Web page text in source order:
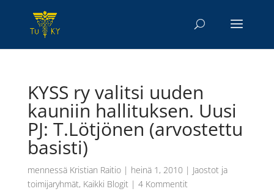
KYSS ry valitsi uuden
kauniin hallituksen. Uusi
PJ: T.Lötjönen (arvostettu
basisti)
mennessä Kristian Raitio| heinä 1, 2010 | Jaostot ja
toimijaryhmät, Kaikki Blogit| 4 Kommentit